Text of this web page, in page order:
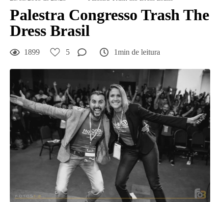
Palestra Congresso Trash The
Dress Brasil
1899 5 1min de leitura